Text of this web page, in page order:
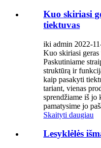
Kuo skiriasi
tiektuvas
iki admin 2022-
Kuo skiriasi
Paskutiniame
struktūrą ir
kaip pasakyti
tariant, vienas
sprendžiame iš jo
pamatysime jo
Skaityti daugiau
Lesyklėlės